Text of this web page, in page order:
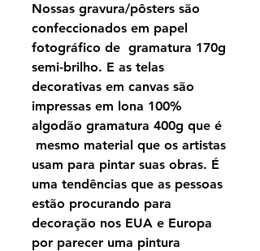
Nossas gravura/pôsters são
confeccionados em papel
fotográfico de gramatura 170g
semi-brilho. E as telas
decorativas em canvas são
impressas em lona 100%
algodão gramatura 400g que é
mesmo material que os artistas
usam para pintar suas obras. É
uma tendências que as pessoas
estão procurando para
decoração nos EUA e Europa
por parecer uma pintura